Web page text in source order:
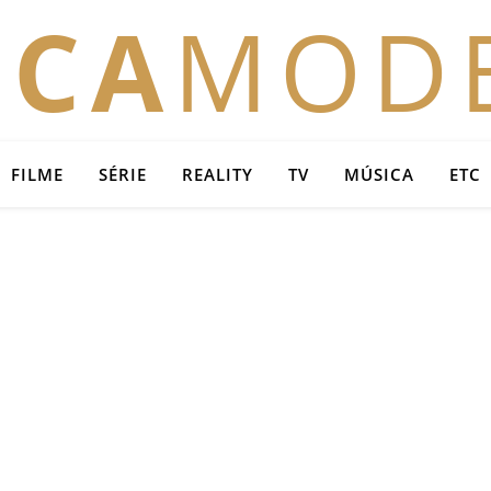
FILME SÉRIE REALITY TV MÚSICA ETC